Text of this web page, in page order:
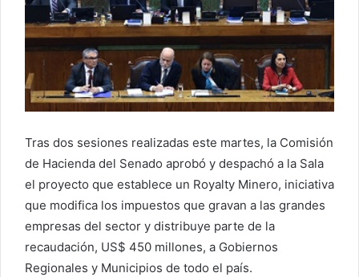
Tras dos sesiones realizadas este martes, la Comisión
de Hacienda del Senado aprobó y despachó a la Sala
el proyecto que establece un Royalty Minero, iniciativa
que modifica los impuestos que gravan a las grandes
empresas del sector y distribuye parte de la
recaudación, US$ 450 millones, a Gobiernos
Regionales y Municipios de todo el país.